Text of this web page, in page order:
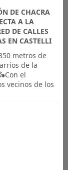
DE CHACRA
A LA
DE CALLES
EN CASTELLI
metros de
de la
el
vecinos de los